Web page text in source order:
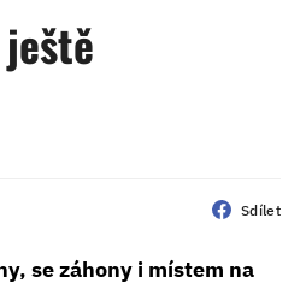
Sdílet
se záhony i místem na